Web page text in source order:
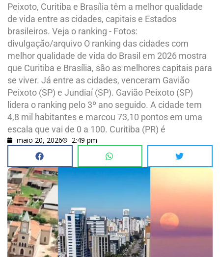
Peixoto, Curitiba e Brasília têm a melhor qualidade
de vida entre as cidades, capitais e Estados
brasileiros. Veja o ranking - Fotos:
divulgação/arquivo O ranking das cidades com
melhor qualidade de vida do Brasil em 2026 mostra
que Curitiba e Brasília, são as melhores capitais para
se viver. Já entre as cidades, venceram Gavião
Peixoto (SP) e Jundiaí (SP). Gavião Peixoto (SP)
lidera o ranking pelo 3º ano seguido. A cidade tem
4,8 mil habitantes e marcou 73,10 pontos em uma
escala que vai de 0 a 100. Curitiba (PR) é
maio 20, 2026 2:49 pm